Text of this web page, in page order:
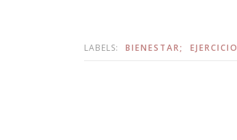
LABELS: BIENESTAR; EJERCICIO